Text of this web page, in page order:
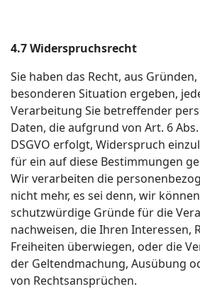
4.7 Widerspruchsrecht
Sie haben das Recht, aus
besonderen Situation ergeben,
Verarbeitung Sie betreffender
Daten, die aufgrund von Art. 6
DSGVO erfolgt, Widerspruch
für ein auf diese Bestimmungen
Wir verarbeiten die
nicht mehr, es sei denn, wir
schutzwürdige Gründe für die
nachweisen, die Ihren Interessen,
Freiheiten überwiegen, oder die
der Geltendmachung, Ausübung
von Rechtsansprüchen.